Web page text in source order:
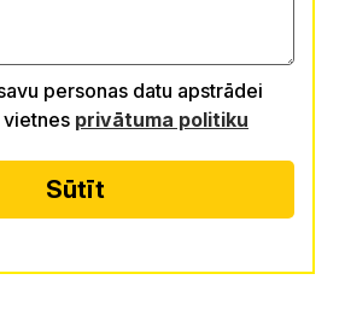
personas datu apstrādei
vietnes privātuma politiku
Sūtīt